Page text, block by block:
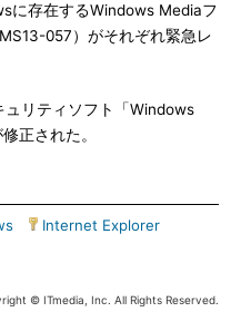
に存在するWindows Mediaフ
057）がそれぞれ緊急レ
リティソフト「Windows
正された。
Internet Explorer
© ITmedia, Inc. All Rights Reserved.